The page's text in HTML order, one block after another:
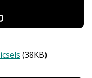
(38KB)